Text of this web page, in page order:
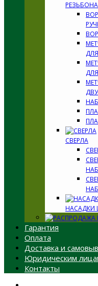
СВЕРЛА
Гарантия
Оплата
Доставка и
Юридическим
Контакты